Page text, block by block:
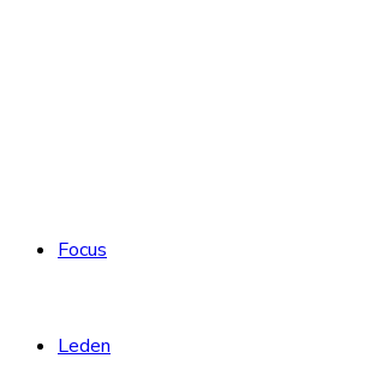
Focus
Leden